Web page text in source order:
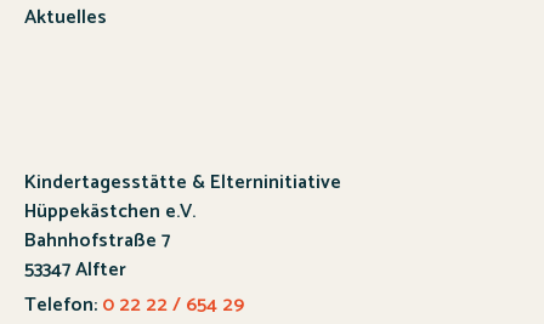
Aktuelles
Kindertagesstätte & Elterninitiative
Hüppekästchen e.V.
Bahnhofstraße 7
53347 Alfter
Telefon:0 22 22 / 654 29